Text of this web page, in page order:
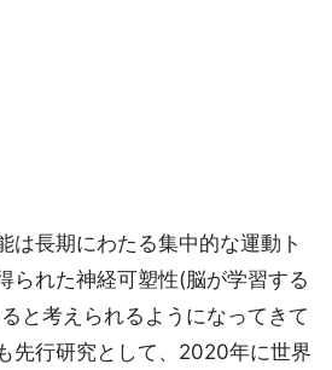
は長期にわたる集中的な運動ト
られた神経可塑性(脳が学習する
と考えられるようになってきて
先行研究として、2020年に世界